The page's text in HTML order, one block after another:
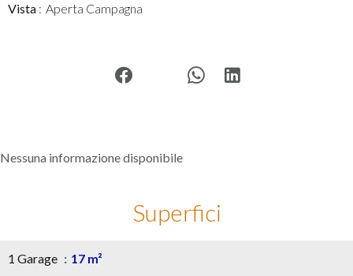
Vista Aperta Campagna
Nessuna informazione disponibile
Superfici
1 Garage 17 m²